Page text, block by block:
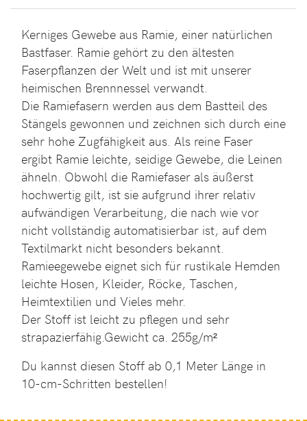
Kerniges Gewebe aus Ramie, einer natürlichen
Bastfaser. Ramie gehört zu den ältesten
Faserpflanzen der Welt und ist mit unserer
heimischen Brennnessel verwandt.
Die Ramiefasern werden aus dem Bastteil des
Stängels gewonnen und zeichnen sich durch eine
sehr hohe Zugfähigkeit aus. Als reine Faser
ergibt Ramie leichte, seidige Gewebe, die Leinen
ähneln. Obwohl die Ramiefaser als äußerst
hochwertig gilt, ist sie aufgrund ihrer relativ
aufwändigen Verarbeitung, die nach wie vor
nicht vollständig automatisierbar ist, auf dem
Textilmarkt nicht besonders bekannt.
Ramieegewebe eignet sich für rustikale Hemden
leichte Hosen, Kleider, Röcke, Taschen,
Heimtextilien und Vieles mehr.
Der Stoff ist leicht zu pflegen und sehr
strapazierfähig.Gewicht ca. 255g/m²
Du kannst diesen Stoff ab 0,1 Meter Länge in
10-cm-Schritten bestellen!